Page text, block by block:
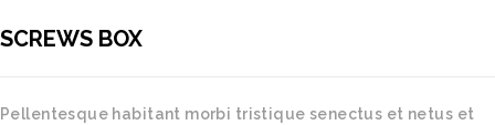
SCREWS BOX
Pellentesque habitant morbi tristique senectus et netus et